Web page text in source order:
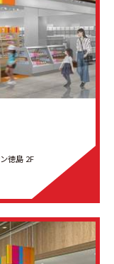
徳島 2F